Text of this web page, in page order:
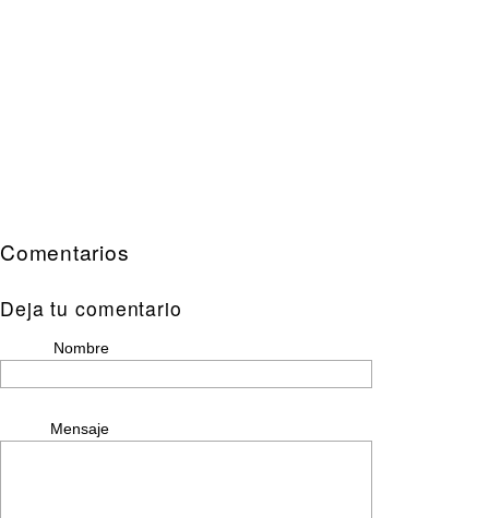
Comentarios
Deja tu comentario
Nombre
Mensaje